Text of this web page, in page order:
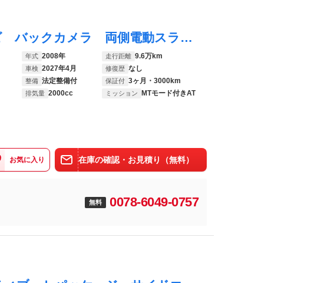
プレマシー ２０Ｚ メーカーナビ バックカメラ 両側電動スライド ドライブレコーダー フロントフォグ オートライト オートエアコン スマートキー 電動格納ミラー 純正１７インチアルミホイール
年式 2008年 走行距離 9.6万km
車検 2027年4月 修復歴 なし
整備 法定整備付 保証付 3ヶ月・3000km
排気量 2000cc ミッション MTモード付きAT
お気に入り 在庫の確認・お見積り（無料）
無料 0078-6049-0757